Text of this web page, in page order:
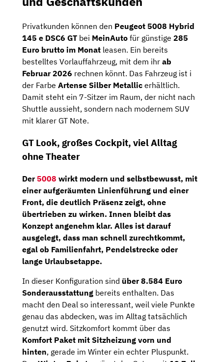
Privatkunden können den Peugeot 5008 Hybrid
145 e DSC6 GT bei MeinAuto für günstige 285
Euro brutto im Monat leasen. Ein bereits
bestelltes Vorlauffahrzeug, mit dem ihr ab
Februar 2026 rechnen könnt. Das Fahrzeug ist i
der Farbe Artense Silber Metallic erhältlich.
Damit steht ein 7-Sitzer im Raum, der nicht nach
Shuttle aussieht, sondern nach modernem SUV
mit klarer GT Note.
GT Look, großes Cockpit, viel Alltag
ohne Theater
Der 5008 wirkt modern und selbstbewusst, mit
einer aufgeräumten Linienführung und einer
Front, die deutlich Präsenz zeigt, ohne
übertrieben zu wirken. Innen bleibt das
Konzept angenehm klar. Alles ist darauf
ausgelegt, dass man schnell zurechtkommt,
egal ob Familienfahrt, Pendelstrecke oder
lange Urlaubsetappe.
In dieser Konfiguration sind über 8.584 Euro
Sonderausstattung bereits enthalten. Das
macht den Deal so interessant, weil viele Punkte
genau das abdecken, was im Alltag tatsächlich
genutzt wird. Sitzkomfort kommt über das
Komfort Paket mit Sitzheizung vorn und
hinten, gerade im Winter ein echter Pluspunkt.